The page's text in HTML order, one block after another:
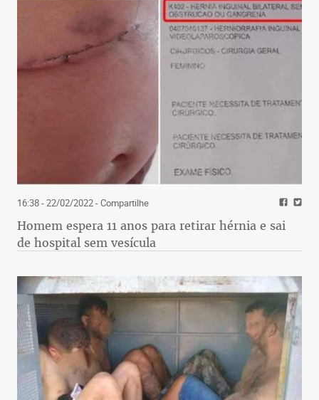
16:38 - 22/02/2022- Compartilhe
Homem espera 11 anos para retirar hérnia e sai
de hospital sem vesícula